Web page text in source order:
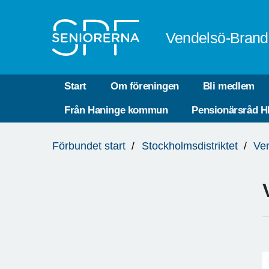
Vendelsö-
Start Om föreningen Bli medlem
Från Haninge kommun Pensionärsråd
är
Förbundet start Stockholmsdistriktet